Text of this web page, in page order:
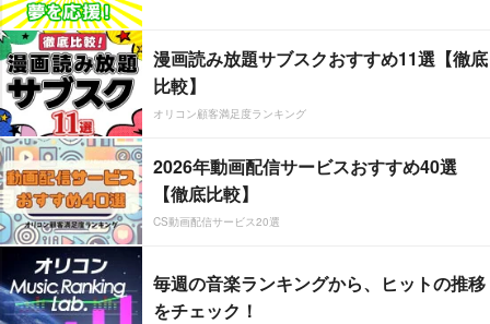
漫画読み放題サブスクおすすめ11選【徹底
比較】
オリコン顧客満足度ランキング
2026年動画配信サービスおすすめ40選
【徹底比較】
CS動画配信サービス20選
毎週の音楽ランキングから、ヒットの推移
をチェック！